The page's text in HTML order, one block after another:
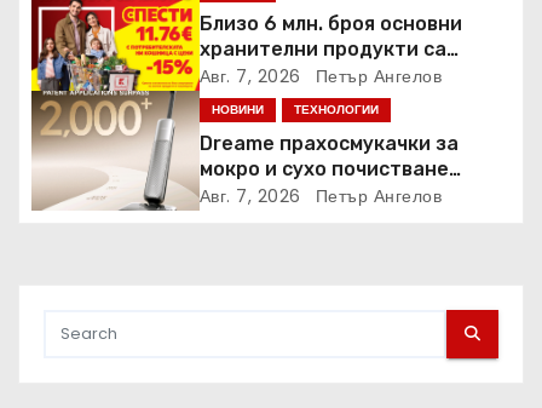
Близо 6 млн. броя основни
хранителни продукти са
закупени от „Кошница с
грижа“ в Kaufland от старта на
кампанията
Авг. 7, 2026 Петър Ангелов
НОВИНИ ТЕХНОЛОГИИ
Dreame прахосмукачки за
мокро и сухо почистване
надхвърлиха 2 000 патентни
Авг. 7, 2026 Петър Ангелов